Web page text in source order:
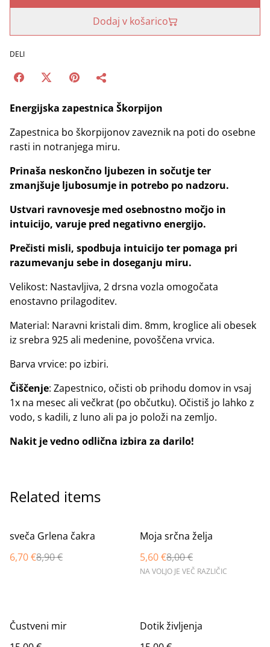
Dodaj v košarico
DELI
Energijska zapestnica Škorpijon
Zapestnica bo škorpijonov zaveznik na poti do osebne
rasti in notranjega miru.
Prinaša neskončno ljubezen in sočutje ter
zmanjšuje ljubosumje in potrebo po nadzoru.
Ustvari ravnovesje med osebnostno močjo in
intuicijo, varuje pred negativno energijo.
Prečisti misli, spodbuja intuicijo ter pomaga pri
razumevanju sebe in doseganju miru.
Velikost: Nastavljiva, 2 drsna vozla omogočata
enostavno prilagoditev.
Material: Naravni kristali dim. 8mm, kroglice ali obesek
iz srebra 925 ali medenine, povoščena vrvica.
Barva vrvice: po izbiri.
Čiščenje: Zapestnico, očisti ob prihodu domov in vsaj
1x na mesec ali večkrat (po občutku). Očistiš jo lahko z
vodo, s kadili, z luno ali pa jo položi na zemljo.
Nakit je vedno odlična izbira za darilo!
Related items
%
sveča Grlena čakra
6,70 €8,90 €
%
Moja srčna želja
5,60 €8,00 €
NA VOLJO JE VEČ RAZLIČIC
Čustveni mir
Dotik življenja